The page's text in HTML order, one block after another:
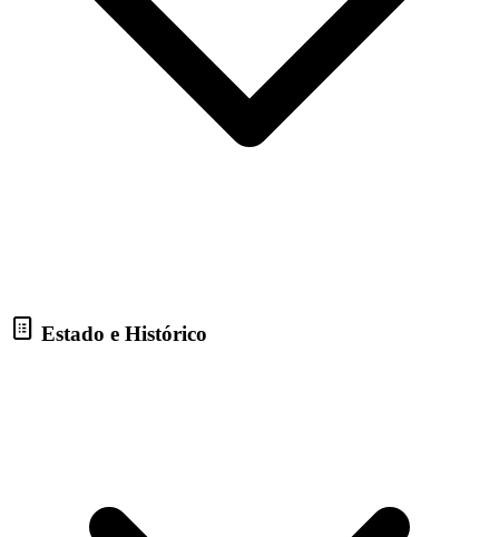
Estado e Histórico